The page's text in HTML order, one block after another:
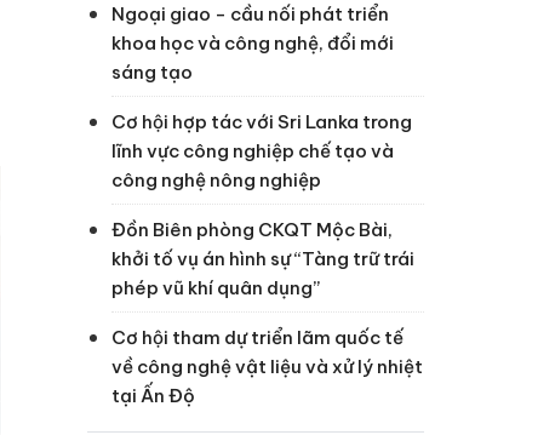
Ngoại giao - cầu nối phát triển
khoa học và công nghệ, đổi mới
sáng tạo
Cơ hội hợp tác với Sri Lanka trong
lĩnh vực công nghiệp chế tạo và
công nghệ nông nghiệp
Đồn Biên phòng CKQT Mộc Bài,
khởi tố vụ án hình sự “Tàng trữ trái
phép vũ khí quân dụng”
Cơ hội tham dự triển lãm quốc tế
về công nghệ vật liệu và xử lý nhiệt
tại Ấn Độ